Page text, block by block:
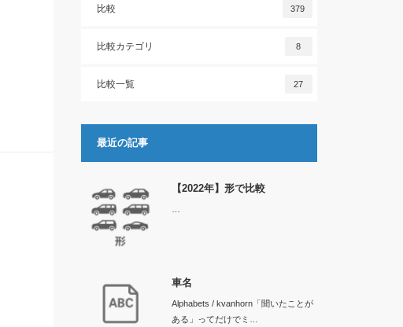
比較 379
比較カテゴリ 8
比較一覧 27
最近の記事
【2022年】形で比較
車名
Alphabets / kvanhorn「聞いたことが
ある」ってだけでミ…